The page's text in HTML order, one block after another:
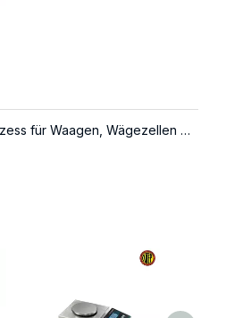
Über den LOCOSC-Produktionsprozess für Waagen, Wägezellen und Indikatoren